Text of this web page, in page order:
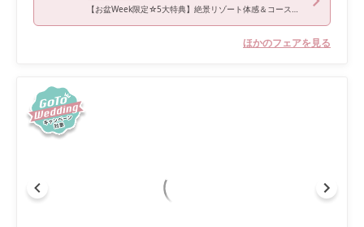
【お盆Week限定☆5大特典】絶景リゾート体感＆コース試食
ほかのフェアを見る